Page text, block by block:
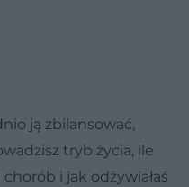
ją zbilansować,
tryb życia, ile
i jak odżywiałaś